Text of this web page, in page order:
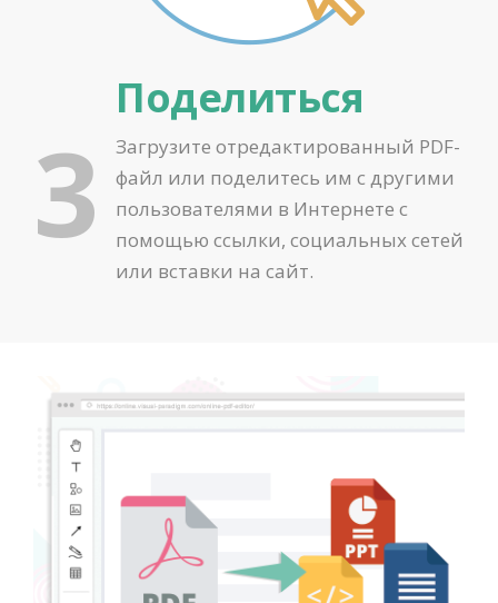
3
Поделиться
Загрузите отредактированный PDF-
файл или поделитесь им с другими
пользователями в Интернете с
помощью ссылки, социальных сетей
или вставки на сайт.